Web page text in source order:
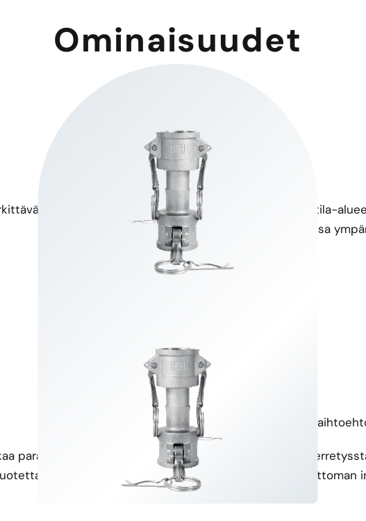
Ominaisuudet
Korkea vetolujuus
rasitusta, joten se sopii
korkeapainesovelluksiin.
Lämpötilan sietokyky
Toimii tehokkaasti lämpötila-
monipuolisuuden erilaisissa
Tarkkuusvalu
parannetun mittatarkkuuden
saavuttamiseksi.
Useita säikeitä koskevia
Yhteensopiva useiden
mikä mahdollistaa saumattoman